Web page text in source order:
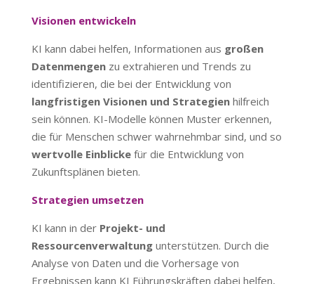
Visionen entwickeln
KI kann dabei helfen, Informationen aus großen
Datenmengenzu extrahieren und Trends zu
identifizieren, die bei der Entwicklung von
langfristigen Visionen und Strategienhilfreich
sein können. KI-Modelle können Muster erkennen,
die für Menschen schwer wahrnehmbar sind, und so
wertvolle Einblickefür die Entwicklung von
Zukunftsplänen bieten.
Strategien umsetzen
KI kann in der Projekt- und
Ressourcenverwaltungunterstützen. Durch die
Analyse von Daten und die Vorhersage von
Ergebnissen kann KI Führungskräften dabei helfen,